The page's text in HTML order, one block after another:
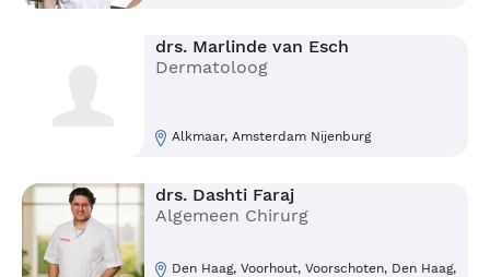
drs. Marlinde van Esch
Dermatoloog
Alkmaar, Amsterdam Nijenburg
drs. Dashti Faraj
Algemeen Chirurg
Den Haag, Voorhout, Voorschoten, Den Haag,